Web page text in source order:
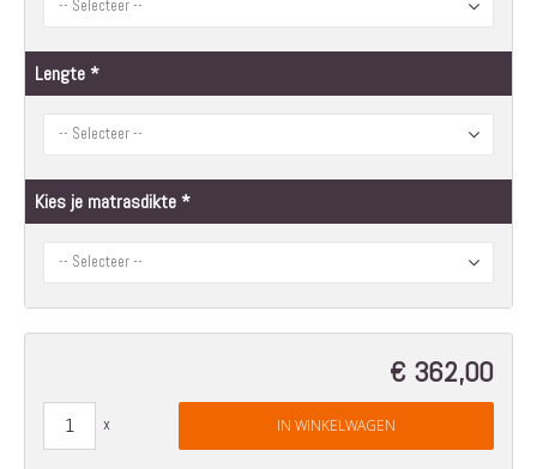
Lengte
Kies je matrasdikte
€ 362,00
IN WINKELWAGEN